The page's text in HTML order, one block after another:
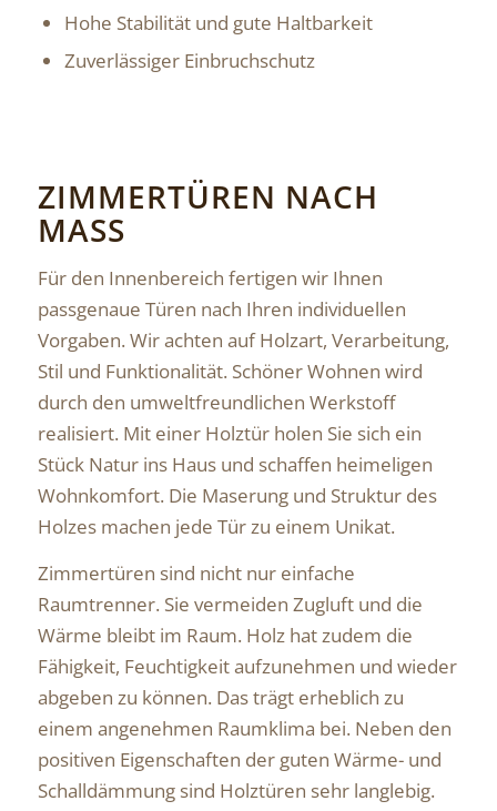
Hohe Stabilität und gute Haltbarkeit
Zuverlässiger Einbruchschutz
ZIMMERTÜREN NACH
MASS
Für den Innenbereich fertigen wir Ihnen
passgenaue Türen nach Ihren individuellen
Vorgaben. Wir achten auf Holzart, Verarbeitung,
Stil und Funktionalität. Schöner Wohnen wird
durch den umweltfreundlichen Werkstoff
realisiert. Mit einer Holztür holen Sie sich ein
Stück Natur ins Haus und schaffen heimeligen
Wohnkomfort. Die Maserung und Struktur des
Holzes machen jede Tür zu einem Unikat.
Zimmertüren sind nicht nur einfache
Raumtrenner. Sie vermeiden Zugluft und die
Wärme bleibt im Raum. Holz hat zudem die
Fähigkeit, Feuchtigkeit aufzunehmen und wieder
abgeben zu können. Das trägt erheblich zu
einem angenehmen Raumklima bei. Neben den
positiven Eigenschaften der guten Wärme- und
Schalldämmung sind Holztüren sehr langlebig.